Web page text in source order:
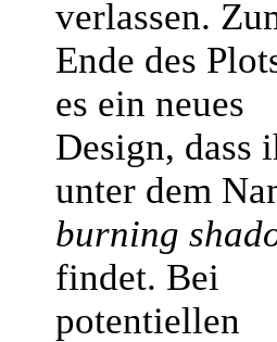
verlassen.
Ende des
es ein neues
Design, dass
unter dem
burning
findet. Bei
potentiellen